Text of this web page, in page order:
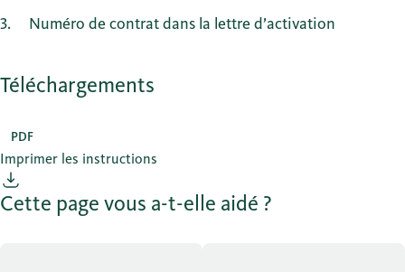
3 Numéro de contrat dans la lettre d’activation
Téléchargements
PDF
Imprimer les instructions
Cette page vous a-t-elle aidé ?